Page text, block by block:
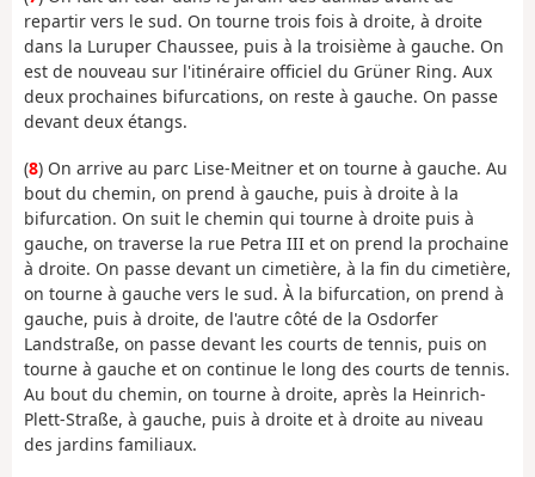
repartir vers le sud. On tourne trois fois à droite, à droite
dans la Luruper Chaussee, puis à la troisième à gauche. On
est de nouveau sur l'itinéraire officiel du Grüner Ring. Aux
deux prochaines bifurcations, on reste à gauche. On passe
devant deux étangs.
(8) On arrive au parc Lise-Meitner et on tourne à gauche. Au
bout du chemin, on prend à gauche, puis à droite à la
bifurcation. On suit le chemin qui tourne à droite puis à
gauche, on traverse la rue Petra III et on prend la prochaine
à droite. On passe devant un cimetière, à la fin du cimetière,
on tourne à gauche vers le sud. À la bifurcation, on prend à
gauche, puis à droite, de l'autre côté de la Osdorfer
Landstraße, on passe devant les courts de tennis, puis on
tourne à gauche et on continue le long des courts de tennis.
Au bout du chemin, on tourne à droite, après la Heinrich-
Plett-Straße, à gauche, puis à droite et à droite au niveau
des jardins familiaux.